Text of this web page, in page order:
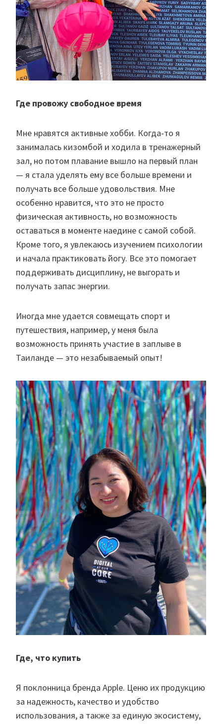
Где провожу свободное время
Мне нравятся активные хобби. Когда-то я
занималась кизомбой и ходила в тренажерный
зал, но потом плавание вышло на первый план
— я стала уделять ему все больше времени и
получать все больше удовольствия. Мне
особенно нравится, что это не просто
физическая активность, но возможность
оставаться в моменте наедине с самой собой.
Кроме того, я увлекаюсь изучением психологии
и начала практиковать йогу. Все это помогает
поддерживать дисциплину, не выгорать и
получать запас энергии.
Иногда мне удается совмещать спорт и
путешествия, например, у меня была
возможность принять участие в заплыве в
Таиланде — это незабываемый опыт!
Где, что купить
Я поклонница бренда Apple. Ценю их продукцию
за надежность, качество и удобство
использования, а также за единую экосистему,